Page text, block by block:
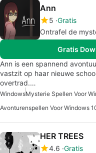
Ann
5 Gratis
Ontrafel de
Gratis
Ann is een spannend
vastzit op haar nieuwe
overtrad.…
WindowsMysterie Spellen Voor
Avonturenspellen Voor Windows
HER TREES
4.6 Gratis